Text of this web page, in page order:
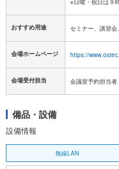
おすすめ用途 セミナー、講習
会場ホームページ https://
会場受付担当 会議室予約担当者
備品・設備
設備情報
無線LAN